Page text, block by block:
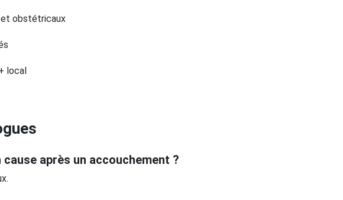
et obstétricaux
local
après un accouchement ?